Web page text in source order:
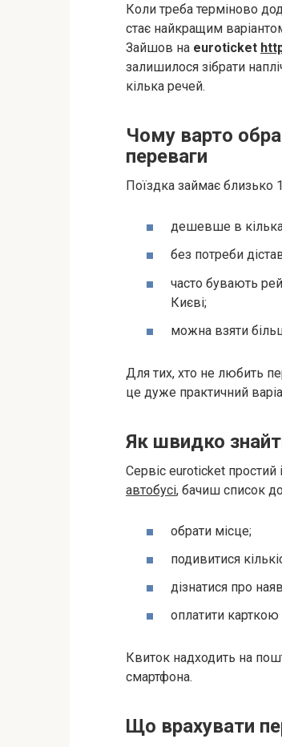
Коли треба терміново
стає найкращим
Зайшов на euroticket
залишилося зібрати
кілька речей.
Чому варто
переваги
Поїздка займає близько
дешевше в кілька
без потреби
часто бувають
Києві;
можна взяти
Для тих, хто не любить
це дуже практичний
Як швидко
Сервіс euroticket
автобусі, бачиш список
обрати місце;
подивитися
дізнатися про
оплатити
Квиток надходить на
смартфона.
Що врахувати